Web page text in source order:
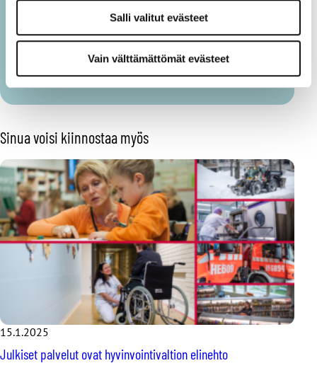
Salli valitut evästeet
Vain välttämättömät evästeet
oikeudenmukaisuutta ja ihmisten välistä tasa-
arvoa. Niin ja jalkapalloa.
Seuraa kirjoittajaa Twitterissä:@HaapakoskiSami
Näytä lisää kirjoittajalta (14)
Sinua voisi kiinnostaa myös
15.1.2025
Julkiset palvelut ovat hyvinvointivaltion elinehto